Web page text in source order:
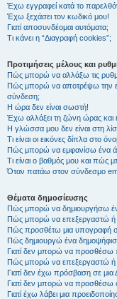
Έχω εγγραφεί κατά το
Έχω ξεχάσει τον κωδικό μου!
Γιατί αποσυνδέομαι αυτόματα;
Τι κάνει η “Διαγραφή cookies”;
Προτιμήσεις μέλους και
Πώς μπορώ να αλλάξω τις
Πώς μπορώ να αποτρέψω την
σύνδεση;
Η ώρα δεν είναι σωστή!
Έχω αλλάξει τη ζώνη ώρας και
Η γλώσσα μου δεν είναι στη
Τι είναι οι εικόνες δίπλα στο
Πώς μπορώ να εμφανίσω ένα
Τι είναι ο βαθμός μου και πώς
Όταν πατάω στον σύνδεσμο
Θέματα δημοσίευσης
Πώς μπορώ να δημιουργήσω
Πώς μπορώ να επεξεργαστώ ή
Πώς προσθέτω μια υπογραφή
Πώς δημιουργώ ένα
Γιατί δεν μπορώ να προσθέσω
Πώς μπορώ να επεξεργαστώ ή
Γιατί δεν έχω πρόσβαση σε μια
Γιατί δεν μπορώ να προσθέσω
Γιατί έχω λάβει μια